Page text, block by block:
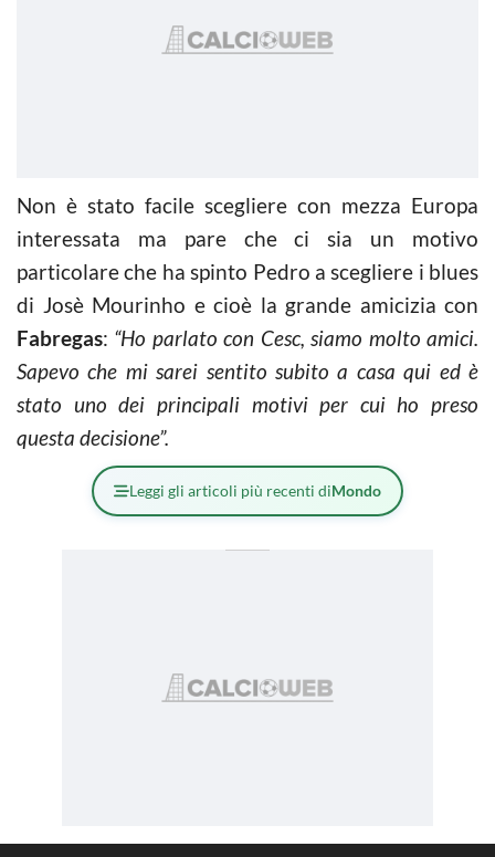
Non è stato facile scegliere con mezza Europa
interessata ma pare che ci sia un motivo
particolare che ha spinto Pedro a scegliere i blues
di Josè Mourinho e cioè la grande amicizia con
Fabregas: “Ho parlato con Cesc, siamo molto amici.
Sapevo che mi sarei sentito subito a casa qui ed è
stato uno dei principali motivi per cui ho preso
questa decisione”.
Leggi gli articoli più recenti diMondo